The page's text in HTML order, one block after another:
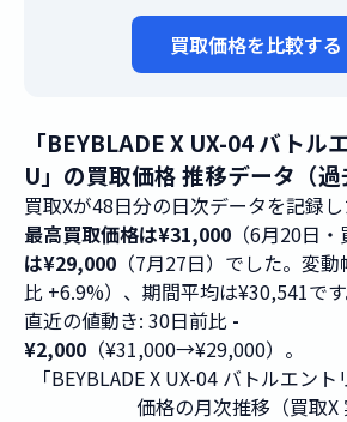
買取価格を比較す
「BEYBLADE X UX-04 バトル
U」の買取価格 推移データ（過
買取Xが48日分の日次データを記録
最高買取価格は¥31,000 （6月20日
は¥29,000 （7月27日）でした。変
比 +6.9%）、期間平均は¥30,541です
直近の値動き: 30日前比 -
¥2,000 （¥31,000→¥29,000）。
「BEYBLADE X UX-04 バトルエン
価格の月次推移（買取X